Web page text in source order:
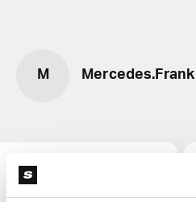
M Mercedes.Frank
Lifestyle